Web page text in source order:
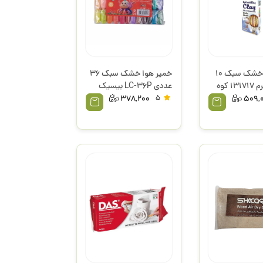
خمیر هوا خشک سبک 10
رنگ 100 گرم 131717 کوه
خمیر هوا خشک سبک 36
عددی LC-36P بیسیک
378,200